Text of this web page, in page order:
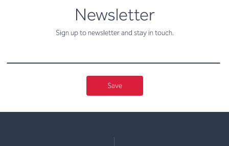
Newsletter
Sign up to newsletter and stay in touch.
newsletter
Save